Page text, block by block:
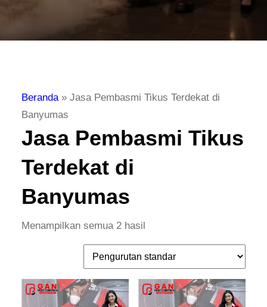
Beranda» Jasa Pembasmi Tikus Terdekat di
Banyumas
Jasa Pembasmi Tikus
Terdekat di
Banyumas
Menampilkan semua 2 hasil